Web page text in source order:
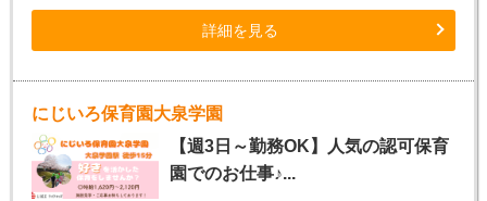
詳細を見る
にじいろ保育園大泉学園
【週3日～勤務OK】人気の認可保育
園でのお仕事♪...